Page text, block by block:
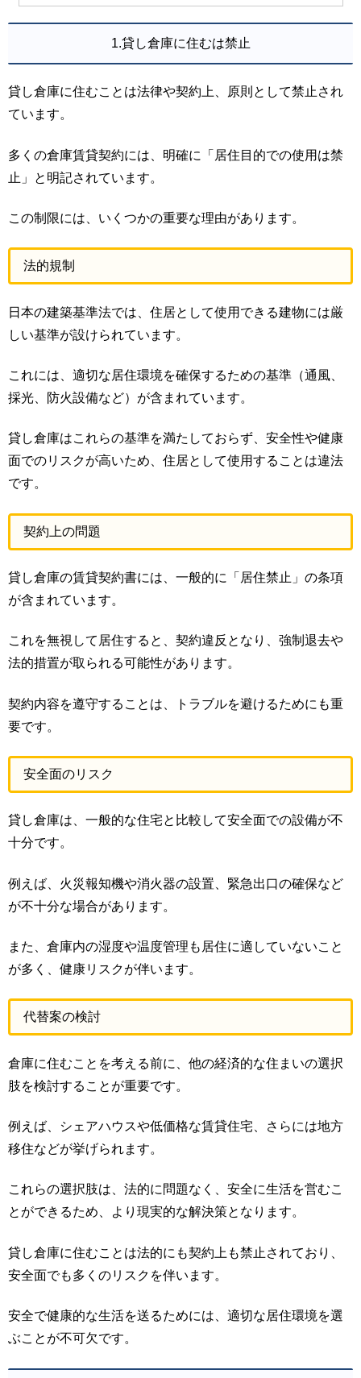
1.貸し倉庫に住むは禁止
貸し倉庫に住むことは法律や契約上、原則として禁止され
ています。
多くの倉庫賃貸契約には、明確に「居住目的での使用は禁
止」と明記されています。
この制限には、いくつかの重要な理由があります。
法的規制
日本の建築基準法では、住居として使用できる建物には厳
しい基準が設けられています。
これには、適切な居住環境を確保するための基準（通風、
採光、防火設備など）が含まれています。
貸し倉庫はこれらの基準を満たしておらず、安全性や健康
面でのリスクが高いため、住居として使用することは違法
です。
契約上の問題
貸し倉庫の賃貸契約書には、一般的に「居住禁止」の条項
が含まれています。
これを無視して居住すると、契約違反となり、強制退去や
法的措置が取られる可能性があります。
契約内容を遵守することは、トラブルを避けるためにも重
要です。
安全面のリスク
貸し倉庫は、一般的な住宅と比較して安全面での設備が不
十分です。
例えば、火災報知機や消火器の設置、緊急出口の確保など
が不十分な場合があります。
また、倉庫内の湿度や温度管理も居住に適していないこと
が多く、健康リスクが伴います。
代替案の検討
倉庫に住むことを考える前に、他の経済的な住まいの選択
肢を検討することが重要です。
例えば、シェアハウスや低価格な賃貸住宅、さらには地方
移住などが挙げられます。
これらの選択肢は、法的に問題なく、安全に生活を営むこ
とができるため、より現実的な解決策となります。
貸し倉庫に住むことは法的にも契約上も禁止されており、
安全面でも多くのリスクを伴います。
安全で健康的な生活を送るためには、適切な居住環境を選
ぶことが不可欠です。